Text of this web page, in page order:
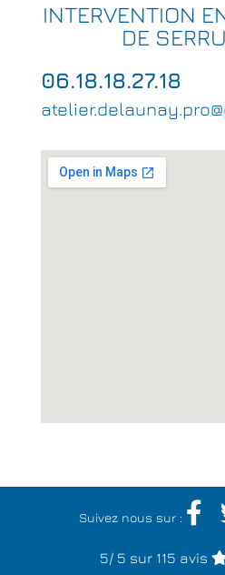
INTERVENTION
DE
06.18.18.27.18
Suivez nous sur :
5/ 5 sur 115 avis